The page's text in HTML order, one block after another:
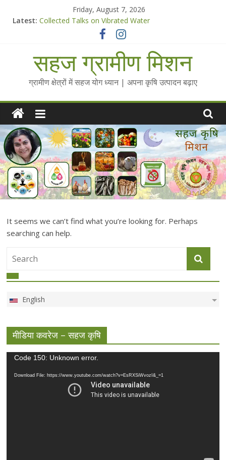
Friday, August 7, 2026
Latest: Collected Talks on Vibrated Water
सहज कृषि प्रचार-प्रसार किट
Standee Designs @ 2025 for Sahaj Krishi Promotions
Chalo Gaon Ki Or Abhiyaan - 2025-26
सहज ग्रामीण मिशन
ग्रामीण क्षेत्रों में सहज योग ध्यान | अपना कृषि उत्पादन बढ़ाए
It seems we can’t find what you’re looking for. Perhaps
searching can help.
English
मीडिया कवरेज – सहज कृषि
Video
Code 150: Unknown error.
Download File: https://www.youtube.com/watch?v=EsRXSiWvozI&_=1